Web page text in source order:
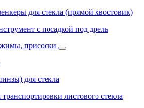
для стекла (прямой хвостовик)
с посадкой под дрель
присоски
для стекла
листового стекла